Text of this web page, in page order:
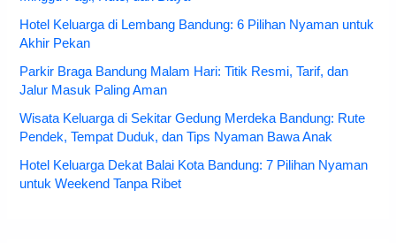
Hotel Keluarga di Lembang Bandung: 6 Pilihan Nyaman untuk
Akhir Pekan
Parkir Braga Bandung Malam Hari: Titik Resmi, Tarif, dan
Jalur Masuk Paling Aman
Wisata Keluarga di Sekitar Gedung Merdeka Bandung: Rute
Pendek, Tempat Duduk, dan Tips Nyaman Bawa Anak
Hotel Keluarga Dekat Balai Kota Bandung: 7 Pilihan Nyaman
untuk Weekend Tanpa Ribet